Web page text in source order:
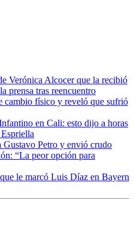
Verónica Alcocer que la recibió
prensa tras reencuentro
cambio físico y reveló que sufrió
en Cali: esto dijo a horas
Gustavo Petro y envió crudo
“La peor opción para
le marcó Luis Díaz en Bayern